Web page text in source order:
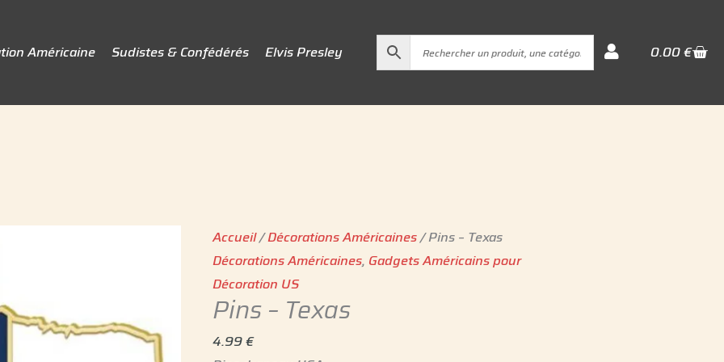
Américaine Sudistes & Confédérés Elvis Presley 0.00€Cart
Accueil/Décorations Américaines/ Pins – Texas
Décorations Américaines, Gadgets Américains pour
Décoration US
Pins – Texas
4.99€
-
Texas